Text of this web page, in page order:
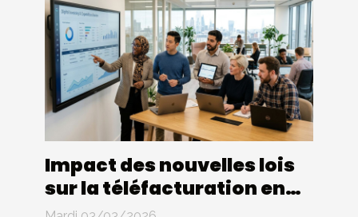
Impact des nouvelles lois
sur la téléfacturation en
entreprise : quels